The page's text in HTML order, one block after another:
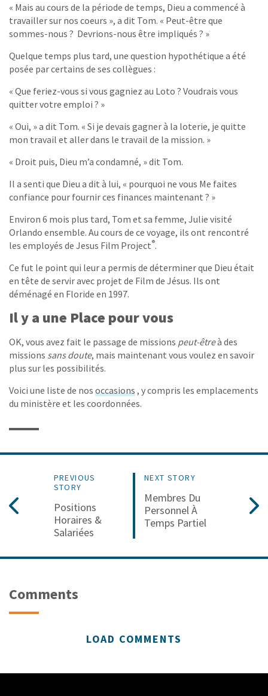
« Mais au cours de la période de temps, Dieu a commencé à
travailler sur nos coeurs », a dit Tom. « Peut-être que
sommes-nous ? Devrions-nous être impliqués ? »
Quelque temps plus tard, une question hypothétique a été
posée par certains de ses collègues :
« Que feriez-vous si vous gagniez au Loto ? Voudrais vous
quitter votre emploi ? »
« Oui, » a dit Tom. « Si je devais gagner à la loterie, je quitte
mon travail et aller dans le travail de la mission. »
« Droit puis, Dieu m’a condamné, » dit Tom.
Il a senti que Dieu a dit à lui, « pourquoi ne vous Me faites
confiance pour fournir ces finances maintenant ? »
Environ 6 mois plus tard, Tom et sa femme, Julie visité
Orlando ensemble. Au cours de ce voyage, ils ont rencontré
les employés de Jesus Film Project®.
Ce fut le point qui leur a permis de déterminer que Dieu était
en tête de servir avec projet de Film de Jésus. Ils ont
déménagé en Floride en 1997.
Il y a une Place pour vous
OK, vous avez fait le passage de missions peut-êtreà des
missions sans doute, mais maintenant vous voulez en savoir
plus sur les possibilités.
Voici une liste de nos occasions , y compris les emplacements
du ministère et les coordonnées.
PREVIOUS
STORY
Positions
Horaires &
Salariées
NEXT STORY
Membres Du
Personnel À
Temps Partiel
Comments
LOAD COMMENTS